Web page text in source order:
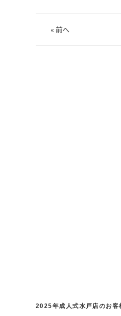
« 前へ
2025年成人式水戸店のお客